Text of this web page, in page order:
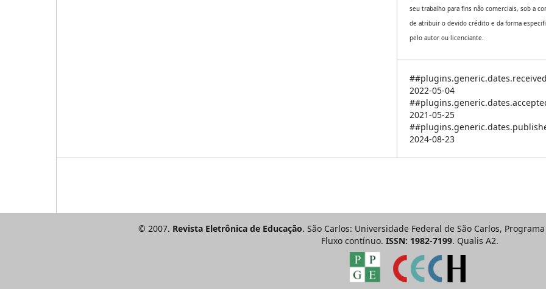
seu trabalho para fins não comerciais, sob a
de atribuir o devido crédito e da forma
pelo autor ou licenciante.
2022-05-04
2021-05-25
2024-08-23
© 2007. Revista Eletrônica de Educação. São Carlos: Universidade Federal de São Carlos,
Fluxo contínuo. ISSN: 1982-7199. Qualis A2.